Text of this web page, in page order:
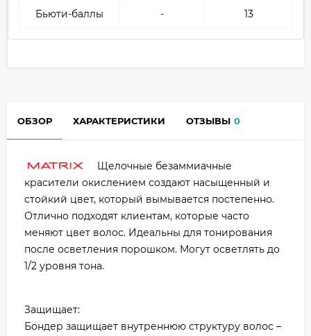
Бьюти-баллы - 13
ОБЗОР ХАРАКТЕРИСТИКИ ОТЗЫВЫ 0
Щелочные безаммиачные
красители окислением создают насыщенный и
стойкий цвет, который вымывается постепенно.
Отлично подходят клиентам, которые часто
меняют цвет волос. Идеальны для тонирования
после осветления порошком. Могут осветлять до
1/2 уровня тона.
Защищает:
Бондер защищает внутреннюю структуру волос –